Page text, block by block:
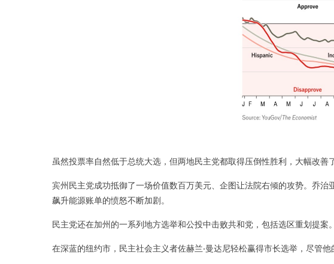
虽然投票率自然低于总统大选，但两地民主党都取得压倒性胜利，大幅改善
宾州民主党成功抵御了一场价值数百万美元、企图让法院右倾的攻势。乔
飙升能源账单的愤怒不断加剧。
民主党还在加州的一系列地方选举和公投中击败共和党，包括选区重划提案。
在深蓝的纽约市，民主社会主义者佐赫兰·曼达尼轻松赢得市长选举，尽管